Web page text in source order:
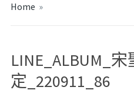
Home »
LINE_ALBUM_
定_220911_86